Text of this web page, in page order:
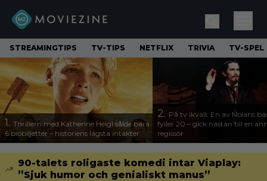
STREAMINGTIPS TV-TIPS NETFLIX TRIVIA TV-SPEL
1. Thrillern med Katherine Heigl sålde bara
6 biobiljetter – historiens lägsta intäkter
2. På tv ikväll: En av Nolans
fyller 20 – gick nästan till en
regissör
90-talets roligaste komedi intar Viaplay:
”Sjuk humor och genialiskt manus”